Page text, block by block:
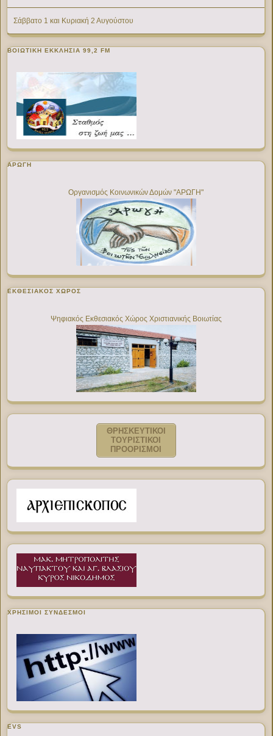
Σάββατο 1 και Κυριακή 2 Αυγούστου
ΒΟΙΩΤΙΚΉ ΕΚΚΛΗΣΊΑ 99,2 FM
ΑΡΩΓΗ
Οργανισμός Κοινωνικών Δομών "ΑΡΩΓΗ"
ΕΚΘΕΣΙΑΚΌΣ ΧΏΡΟΣ
Ψηφιακός Εκθεσιακός Χώρος Χριστιανικής Βοιωτίας
ΘΡΗΣΚΕΥΤΙΚΟΙ
ΤΟΥΡΙΣΤΙΚΟΙ
ΠΡΟΟΡΙΣΜΟΙ
ΧΡΉΣΙΜΟΙ ΣΎΝΔΕΣΜΟΙ
EVS